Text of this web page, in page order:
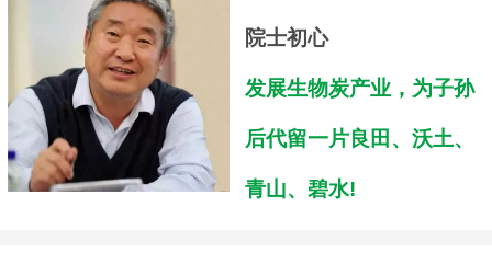
院士初心
发展生物炭产业，为子孙
后代留一片良田、沃土、
青山、碧水!